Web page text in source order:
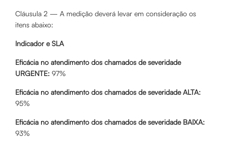
Cláusula 2 — A medição deverá levar em consideração os
itens abaixo:
Indicador e SLA
Eficácia no atendimento dos chamados de severidade
URGENTE: 97%
Eficácia no atendimento dos chamados de severidade ALTA:
95%
Eficácia no atendimento dos chamados de severidade BAIXA:
93%